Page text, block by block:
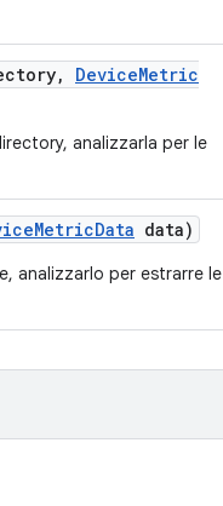
, DeviceMetric
analizzarla per le
MetricData data)
analizzarlo per estrarre le